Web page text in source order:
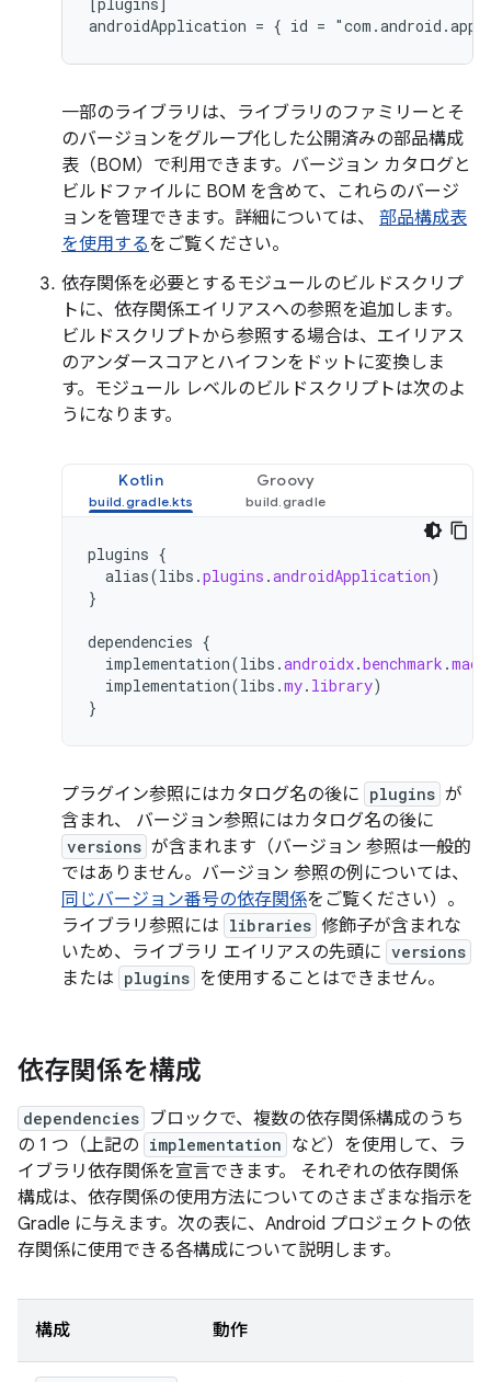
一部のライブラリは、ライブラリのファミリーとそ
のバージョンをグループ化した公開済みの部品構成
表（BOM）で利用できます。バージョン カタログと
ビルドファイルに BOM を含めて、これらのバージ
ョンを管理できます。詳細については、 部品構成表
を使用するをご覧ください。
依存関係を必要とするモジュールのビルドスクリプ
トに、依存関係エイリアスへの参照を追加します。
ビルドスクリプトから参照する場合は、エイリアス
のアンダースコアとハイフンをドットに変換しま
す。モジュール レベルのビルドスクリプトは次のよ
うになります。
Kotlin Groovy
plugins {
alias(libs .plugins .androidApplication)
}
dependencies {
implementation(libs .androidx.benchmark .
implementation(libs .my. library)
}
プラグイン参照にはカタログ名の後に plugins が
含まれ、 バージョン参照にはカタログ名の後に
versions が含まれます（バージョン 参照は一般的
ではありません。バージョン 参照の例については、
同じバージョン番号の依存関係をご覧ください）。
ライブラリ参照には libraries 修飾子が含まれな
いため、ライブラリ エイリアスの先頭に versions
または plugins を使用することはできません。
依存関係を構成
dependencies ブロックで、複数の依存関係構成のうち
の 1 つ（上記の implementation など）を使用して、ラ
イブラリ依存関係を宣言できます。 それぞれの依存関係
構成は、依存関係の使用方法についてのさまざまな指示を
Gradle に与えます。次の表に、Android プロジェクトの依
存関係に使用できる各構成について説明します。
構成 動作